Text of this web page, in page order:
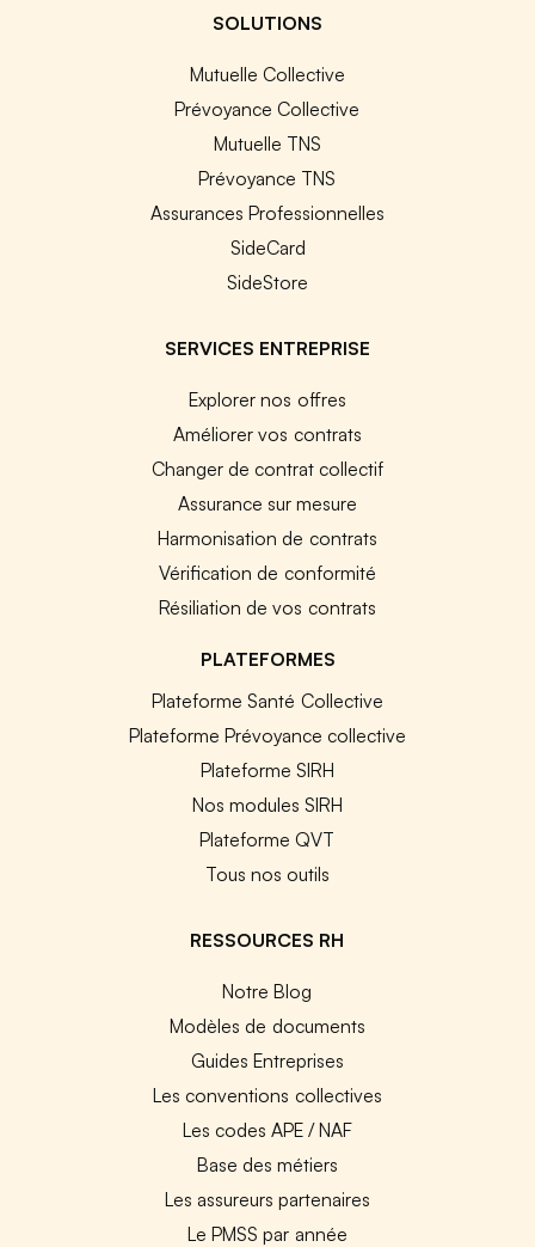
SOLUTIONS
Mutuelle Collective
Prévoyance Collective
Mutuelle TNS
Prévoyance TNS
Assurances Professionnelles
SideCard
SideStore
SERVICES ENTREPRISE
Explorer nos offres
Améliorer vos contrats
Changer de contrat collectif
Assurance sur mesure
Harmonisation de contrats
Vérification de conformité
Résiliation de vos contrats
PLATEFORMES
Plateforme Santé Collective
Plateforme Prévoyance collective
Plateforme SIRH
Nos modules SIRH
Plateforme QVT
Tous nos outils
RESSOURCES RH
Notre Blog
Modèles de documents
Guides Entreprises
Les conventions collectives
Les codes APE / NAF
Base des métiers
Les assureurs partenaires
Le PMSS par année